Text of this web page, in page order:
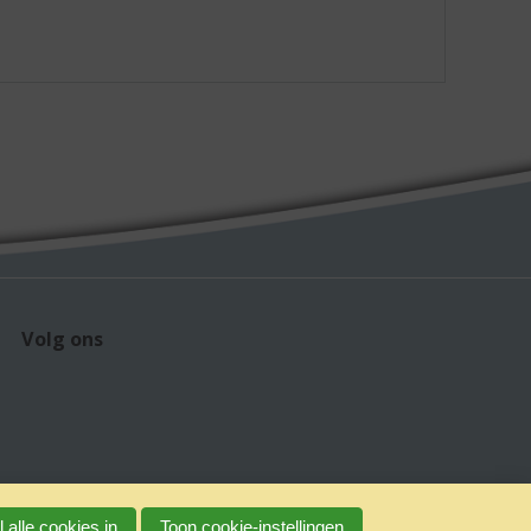
Volg ons
alle cookies in Toon cookie-instellingen